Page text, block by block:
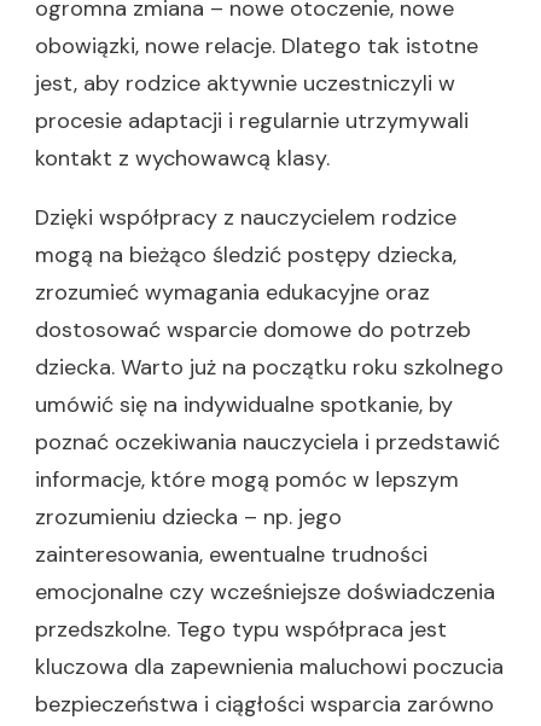
ogromna zmiana – nowe otoczenie, nowe
obowiązki, nowe relacje. Dlatego tak istotne
jest, aby rodzice aktywnie uczestniczyli w
procesie adaptacji i regularnie utrzymywali
kontakt z wychowawcą klasy.
Dzięki współpracy z nauczycielem rodzice
mogą na bieżąco śledzić postępy dziecka,
zrozumieć wymagania edukacyjne oraz
dostosować wsparcie domowe do potrzeb
dziecka. Warto już na początku roku szkolnego
umówić się na indywidualne spotkanie, by
poznać oczekiwania nauczyciela i przedstawić
informacje, które mogą pomóc w lepszym
zrozumieniu dziecka – np. jego
zainteresowania, ewentualne trudności
emocjonalne czy wcześniejsze doświadczenia
przedszkolne. Tego typu współpraca jest
kluczowa dla zapewnienia maluchowi poczucia
bezpieczeństwa i ciągłości wsparcia zarówno